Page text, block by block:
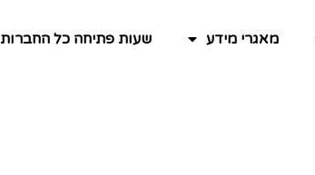
מאגרי מידע שעות פתיחה כל החברות